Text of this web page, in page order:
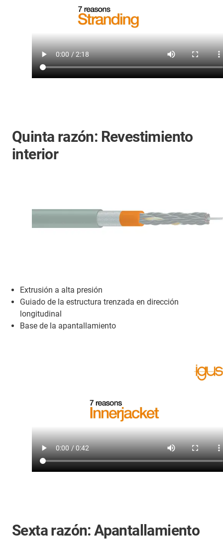
Quinta razón: Revestimiento
interior
Extrusión a alta presión
Guiado de la estructura trenzada en dirección
longitudinal
Base de la apantallamiento
Sexta razón: Apantallamiento